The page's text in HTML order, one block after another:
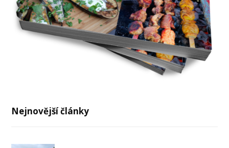
Nejnovější články